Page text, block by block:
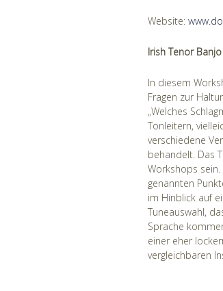
Website:
Irish Tenor
In diesem
Fragen zur
„Welches
Tonleitern,
verschiedene
behandelt. Das
Workshops
genannten
im Hinblick auf
Tuneauswahl,
Sprache
einer eher
vergleichbaren